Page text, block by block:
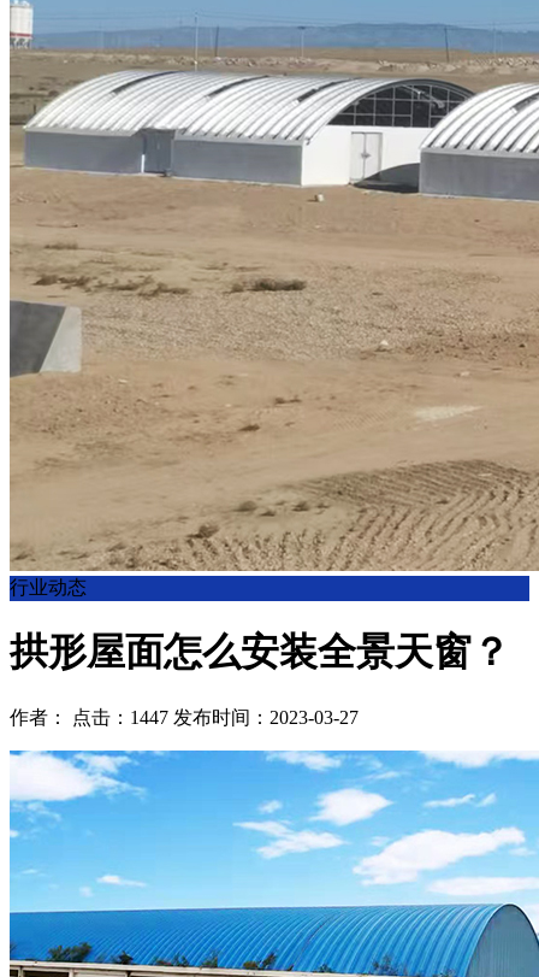
行业动态
拱形屋面怎么安装全景天窗？
作者： 点击：1447 发布时间：2023-03-27